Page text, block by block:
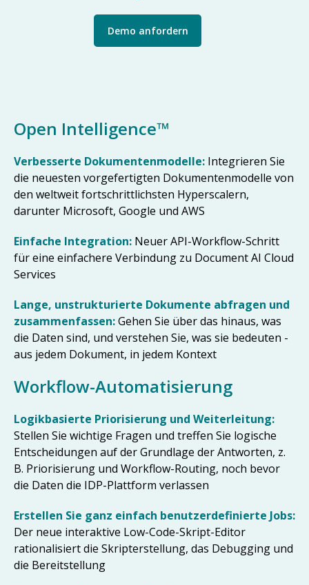
Demo anfordern
Open Intelligence™
Verbesserte Dokumentenmodelle: Integrieren Sie
die neuesten vorgefertigten Dokumentenmodelle von
den weltweit fortschrittlichsten Hyperscalern,
darunter Microsoft, Google und AWS
Einfache Integration: Neuer API-Workflow-Schritt
für eine einfachere Verbindung zu Document AI Cloud
Services
Lange, unstrukturierte Dokumente abfragen und
zusammenfassen:Gehen Sie über das hinaus, was
die Daten sind, und verstehen Sie, was sie bedeuten -
aus jedem Dokument, in jedem Kontext
Workflow-Automatisierung
Logikbasierte Priorisierung und Weiterleitung:
Stellen Sie wichtige Fragen und treffen Sie logische
Entscheidungen auf der Grundlage der Antworten, z.
B. Priorisierung und Workflow-Routing, noch bevor
die Daten die IDP-Plattform verlassen
Erstellen Sie ganz einfach benutzerdefinierte Jobs:
Der neue interaktive Low-Code-Skript-Editor
rationalisiert die Skripterstellung, das Debugging und
die Bereitstellung